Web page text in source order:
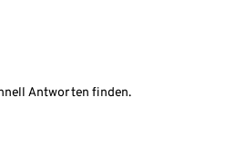
Antworten finden.